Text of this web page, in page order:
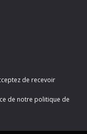
de recevoir
de notre politique de